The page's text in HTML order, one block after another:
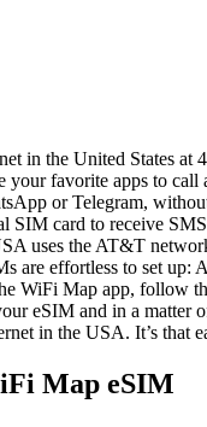
in the United States at
your favorite apps to call
or Telegram,
SIM card to receive
uses the AT&T
are effortless to set up:
WiFi Map app, follow
eSIM and in a matter
in the USA. It’s that
Map eSIM